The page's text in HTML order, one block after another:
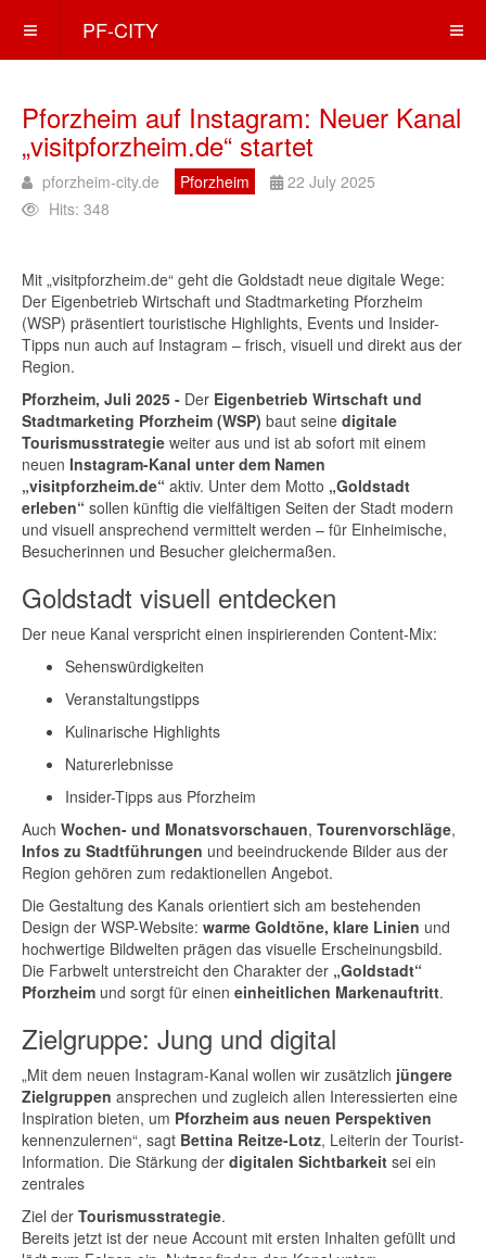
PF-CITY
Pforzheim auf Instagram: Neuer Kanal
„visitpforzheim.de“ startet
pforzheim-city.de Pforzheim
22 July 2025
Hits: 348
Mit „visitpforzheim.de“ geht die Goldstadt neue digitale Wege:
Der Eigenbetrieb Wirtschaft und Stadtmarketing Pforzheim
(WSP) präsentiert touristische Highlights, Events und Insider-
Tipps nun auch auf Instagram – frisch, visuell und direkt aus der
Region.
Pforzheim, Juli 2025 - Der Eigenbetrieb Wirtschaft und
Stadtmarketing Pforzheim (WSP) baut seine digitale
Tourismusstrategie weiter aus und ist ab sofort mit einem
neuen Instagram-Kanal unter dem Namen
„visitpforzheim.de“ aktiv. Unter dem Motto „Goldstadt
erleben“ sollen künftig die vielfältigen Seiten der Stadt modern
und visuell ansprechend vermittelt werden – für Einheimische,
Besucherinnen und Besucher gleichermaßen.
Goldstadt visuell entdecken
Der neue Kanal verspricht einen inspirierenden Content-Mix:
Sehenswürdigkeiten
Veranstaltungstipps
Kulinarische Highlights
Naturerlebnisse
Insider-Tipps aus Pforzheim
Auch Wochen- und Monatsvorschauen, Tourenvorschläge,
Infos zu Stadtführungen und beeindruckende Bilder aus der
Region gehören zum redaktionellen Angebot.
Die Gestaltung des Kanals orientiert sich am bestehenden
Design der WSP-Website: warme Goldtöne, klare Linien und
hochwertige Bildwelten prägen das visuelle Erscheinungsbild.
Die Farbwelt unterstreicht den Charakter der „Goldstadt“
Pforzheim und sorgt für einen einheitlichen Markenauftritt.
Zielgruppe: Jung und digital
„Mit dem neuen Instagram-Kanal wollen wir zusätzlich jüngere
Zielgruppen ansprechen und zugleich allen Interessierten eine
Inspiration bieten, um Pforzheim aus neuen Perspektiven
kennenzulernen“, sagt Bettina Reitze-Lotz, Leiterin der Tourist-
Information. Die Stärkung der digitalen Sichtbarkeit sei ein
zentrales
Ziel der Tourismusstrategie.
Bereits jetzt ist der neue Account mit ersten Inhalten gefüllt und